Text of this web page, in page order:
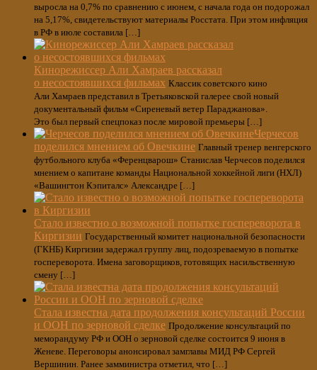
выросла на 0,7% по сравнению с июнем, с начала года он подорожал
на 5,17%, свидетельствуют материалы Росстата. При этом инфляция
в РФ в июле составила […]
Кинорежиссер Али Хамраев рассказал
о несостоявшихся фильмах Классик советского кино
Али Хамраев представил в Третьяковской галерее свой новый
документальный фильм «Сиреневый ветер Параджанова».
Это был первый спецпоказ после мировой премьеры […]
Черчесов
поделился мнением об Овечкине Главный тренер венгерского
футбольного клуба «Ференцварош» Станислав Черчесов поделился
мнением о капитане команды Национальной хоккейной лиги (НХЛ)
«Вашингтон Кэпиталс» Александре […]
Стало известно о возможной попытке госпереворота в
Киргизии Государственный комитет национальной безопасности
(ГКНБ) Киргизии задержал группу лиц, подозреваемую в попытке
госпереворота. Имена заговорщиков, готовящих насильственную
смену […]
Стала известна дата продолжения консультаций России
и ООН по зерновой сделке Продолжение консультаций по
меморандуму РФ и ООН о зерновой сделке состоится 9 июня в
Женеве. Переговоры анонсировал замглавы МИД РФ Сергей
Вершинин. Ранее замминистра отметил, что […]